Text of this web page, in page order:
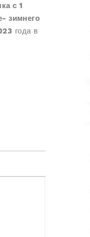
с 1
зимнего
года в